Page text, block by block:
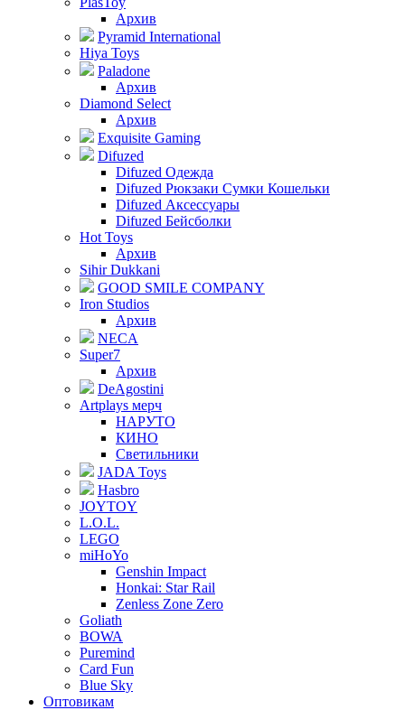
Архив
Pyramid International
Hiya Toys
Paladone
Архив
Diamond Select
Архив
Exquisite Gaming
Difuzed
Difuzed Одежда
Difuzed Рюкзаки Сумки Кошельки
Difuzed Аксессуары
Difuzed Бейсболки
Hot Toys
Архив
Sihir Dukkani
GOOD SMILE COMPANY
Iron Studios
Архив
NECA
Super7
Архив
DeAgostini
Artplays мерч
НАРУТО
КИНО
Светильники
JADA Toys
Hasbro
JOYTOY
L.O.L.
LEGO
miHoYo
Genshin Impact
Honkai: Star Rail
Zenless Zone Zero
Goliath
BOWA
Puremind
Card Fun
Blue Sky
Оптовикам